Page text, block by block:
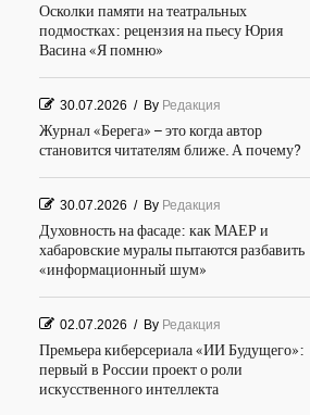
Осколки памяти на театральных
подмостках: рецензия на пьесу Юрия
Васина «Я помню»
30.07.2026 / By Редакция
Журнал «Берега» – это когда автор
становится читателям ближе. А почему?
30.07.2026 / By Редакция
Духовность на фасаде: как МАЕР и
хабаровские муралы пытаются разбавить
«информационный шум»
02.07.2026 / By Редакция
Премьера киберсериала «ИИ Будущего»:
первый в России проект о роли
искусственного интеллекта